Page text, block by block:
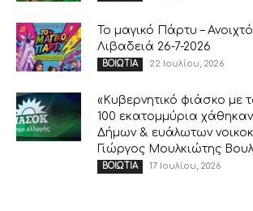
Το μαγικό Πάρτυ –
Λιβαδειά 26-7-2026
ΒΟΙΩΤΙΑ 22 Ιουλίου, 2026
«Κυβερνητικό φιάσκο
100 εκατομμύρια
Δήμων & ευάλωτων
Γιώργος Μουλκιώτης
ΒΟΙΩΤΙΑ 17 Ιουλίου, 2026